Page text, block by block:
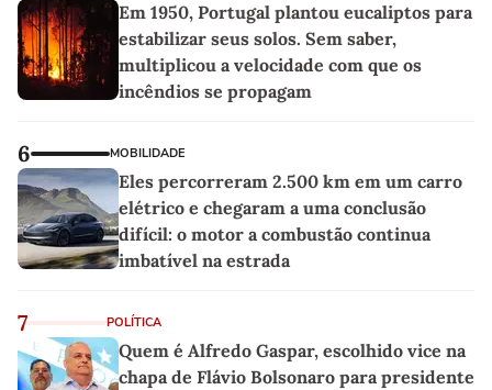
Em 1950, Portugal plantou eucaliptos para
estabilizar seus solos. Sem saber,
multiplicou a velocidade com que os
incêndios se propagam
6 MOBILIDADE
Eles percorreram 2.500 km em um carro
elétrico e chegaram a uma conclusão
difícil: o motor a combustão continua
imbatível na estrada
7 POLÍTICA
Quem é Alfredo Gaspar, escolhido vice na
chapa de Flávio Bolsonaro para presidente